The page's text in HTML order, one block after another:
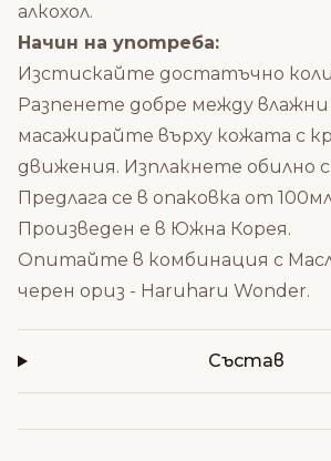
алкохол.
Начин на употреба:
Изстискайте достатъчно
Разпенете добре между
масажирайте върху кожата с
движения. Изплакнете обилно с
Предлага се в опаковка от
Произведен е в Южна Корея.
Опитайте в комбинация с
черен ориз - Haruharu Wonder.
Състав